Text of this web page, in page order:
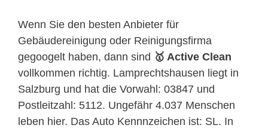
Wenn Sie den besten Anbieter für
Gebäudereinigung oder Reinigungsfirma
gegoogelt haben, dann sind 🥇 Active Clean
vollkommen richtig. Lamprechtshausen liegt in
Salzburg und hat die Vorwahl: 03847 und
Postleitzahl: 5112. Ungefähr 4.037 Menschen
leben hier. Das Auto Kennnzeichen ist: SL. In